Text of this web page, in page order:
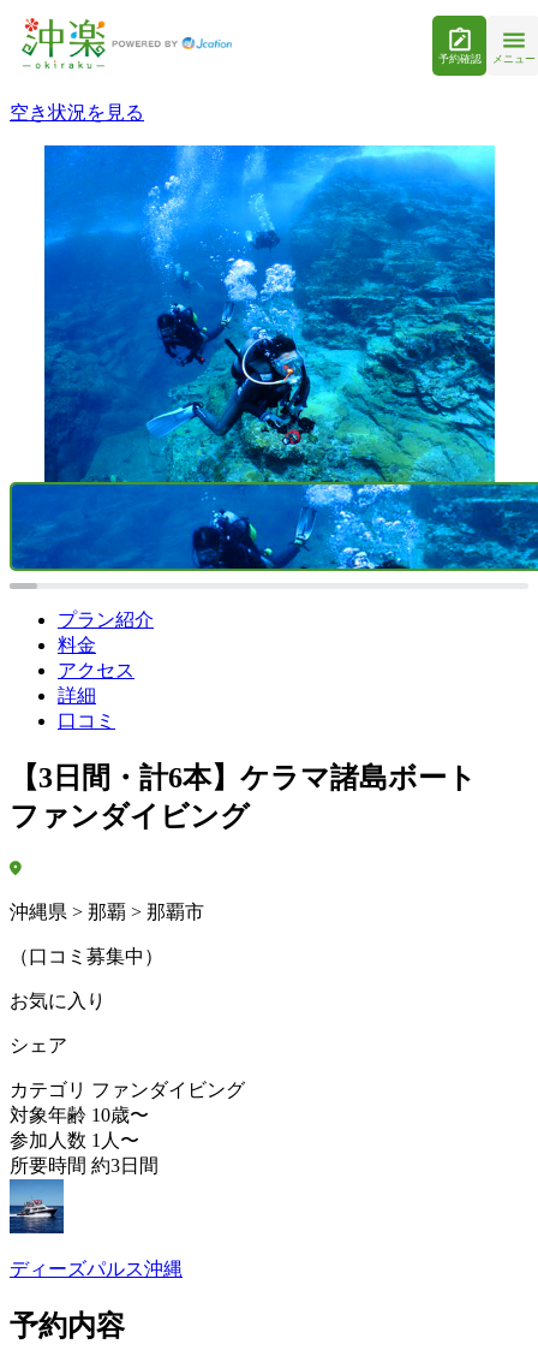
予約確認 メニュー
空き状況を見る
プラン紹介
料金
アクセス
詳細
口コミ
【3日間・計6本】ケラマ諸島ボート
ファンダイビング
沖縄県 > 那覇 > 那覇市
（口コミ募集中）
お気に入り
シェア
カテゴリ ファンダイビング
対象年齢 10歳〜
参加人数 1人〜
所要時間 約3日間
ディーズパルス沖縄
予約内容